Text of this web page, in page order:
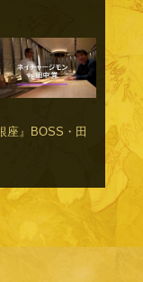
座』BOSS・田